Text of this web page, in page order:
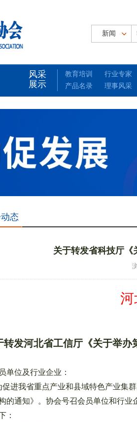
风采
展示
教育培训 行业专家
产品名录
理事风采
态
关于转发省科技厅《
河
转发河北省工信厅《关于举办
单位及行业企业：
进我省重点产业和县域特色产业集群
的通知》。协会号召会员单位和行
：